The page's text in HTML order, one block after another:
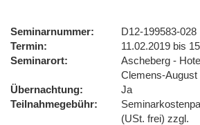
Seminarnummer
D12-199583-028
Termin
11.02.2019 bis
Seminarort
Ascheberg -
Clemens-August
Übernachtung
Ja
Teilnahmegebühr
(USt. frei) zzgl.